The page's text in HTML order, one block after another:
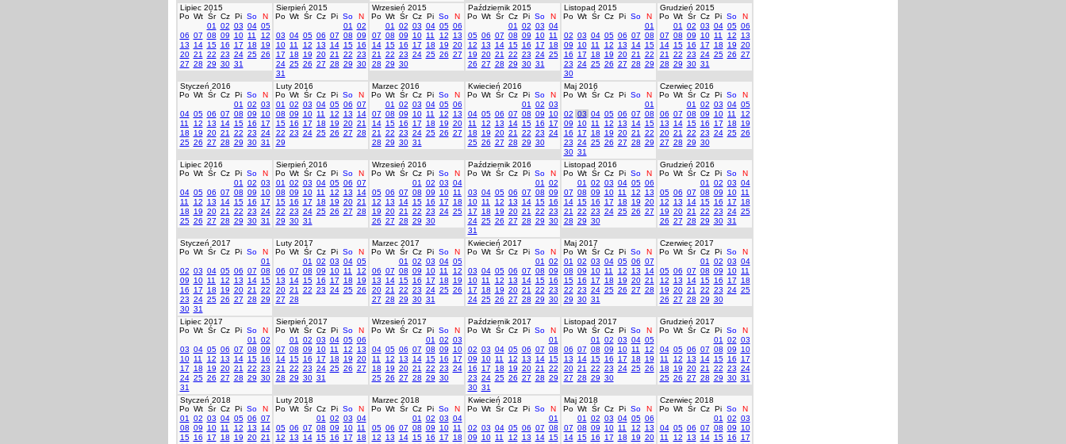
Lipiec 2015
Po Wt Śr Cz Pi So
N
01
02 03 04 05
06 07 08 09 10 11
12
13
14 15 16 17 18
19
20 21 22 23 24 25 26
27 28 29 30 31
Sierpień 2015
Po Wt Śr Cz Pi So
N
01
02
03 04 05 06 07 08 09
10 11 12 13 14 15 16
17
18 19 20 21 22 23
24 25 26 27 28 29 30
31
Wrzesień 2015
Po Wt Śr Cz Pi So
N
01
02 03 04 05 06
07 08 09 10 11 12
13
14 15 16 17 18 19 20
21
22 23 24 25 26 27
28 29 30
Październik 2015
Po Wt Śr Cz Pi So
N
01
02 03 04
05 06 07 08 09 10 11
12
13 14 15 16 17
18
19 20 21 22 23 24 25
26 27 28 29 30 31
Listopad 2015
Po Wt Śr Cz Pi So
N
01
02 03 04 05 06 07 08
09
10 11 12 13 14 15
16
17 18 19 20 21
22
23 24 25 26 27 28 29
30
Grudzień 2015
Po Wt Śr Cz Pi So
N
01
02 03 04 05 06
07 08 09 10 11 12
13
14 15 16 17 18 19 20
21
22 23 24 25 26 27
28 29 30 31
Styczeń 2016
Po Wt Śr Cz Pi So
N
01
02 03
04 05 06 07 08 09
10
11
12 13 14 15 16
17
18
19 20 21 22 23 24
25 26 27 28 29 30 31
Luty 2016
Po Wt Śr Cz Pi So
N
01
02 03 04 05 06 07
08 09 10 11 12 13
14
15 16 17 18 19 20 21
22 23 24 25 26 27 28
29
Marzec 2016
Po Wt Śr Cz Pi So
N
01
02 03 04 05 06
07 08 09 10 11 12
13
14 15 16 17 18 19 20
21
22 23 24 25 26 27
28 29 30 31
Kwiecień 2016
Po Wt Śr Cz Pi So
N
01
02 03
04 05 06 07 08 09
10
11
12 13 14 15 16
17
18
19 20 21 22 23 24
25 26 27 28 29 30
Maj 2016
Po Wt Śr Cz Pi So
N
01
02 03 04 05 06 07 08
09
10 11 12 13 14 15
16
17 18 19 20 21
22
23 24 25 26 27 28 29
30 31
Czerwiec 2016
Po Wt Śr Cz Pi So
N
01
02 03 04 05
06 07 08 09 10 11
12
13
14 15 16 17 18
19
20 21 22 23 24 25 26
27 28 29 30
Lipiec 2016
Po Wt Śr Cz Pi So
N
01
02 03
04 05 06 07 08 09
10
11
12 13 14 15 16
17
18
19 20 21 22 23 24
25 26 27 28 29 30 31
Sierpień 2016
Po Wt Śr Cz Pi So
N
01
02 03 04 05 06 07
08 09 10 11 12 13
14
15 16 17 18 19 20 21
22 23 24 25 26 27 28
29 30 31
Wrzesień 2016
Po Wt Śr Cz Pi So
N
01
02 03 04
05 06 07 08 09 10 11
12
13 14 15 16 17
18
19 20 21 22 23 24 25
26 27 28 29 30
Październik 2016
Po Wt Śr Cz Pi So
N
01
02
03 04 05 06 07 08 09
10 11 12 13 14 15 16
17
18 19 20 21 22 23
24 25 26 27 28 29 30
31
Listopad 2016
Po Wt Śr Cz Pi So
N
01
02 03 04 05 06
07 08 09 10 11 12
13
14 15 16 17 18 19 20
21
22 23 24 25 26 27
28 29 30
Grudzień 2016
Po Wt Śr Cz Pi So
N
01
02 03 04
05 06 07 08 09 10 11
12
13 14 15 16 17
18
19 20 21 22 23 24 25
26 27 28 29 30 31
Styczeń 2017
Po Wt Śr Cz Pi So
N
01
02 03 04 05 06 07 08
09
10 11 12 13 14 15
16
17 18 19 20 21
22
23 24 25 26 27 28 29
30 31
Luty 2017
Po Wt Śr Cz Pi So
N
01
02 03 04 05
06 07 08 09 10 11
12
13
14 15 16 17 18
19
20 21 22 23 24 25 26
27 28
Marzec 2017
Po Wt Śr Cz Pi So
N
01
02 03 04 05
06 07 08 09 10 11
12
13
14 15 16 17 18
19
20 21 22 23 24 25 26
27 28 29 30 31
Kwiecień 2017
Po Wt Śr Cz Pi So
N
01
02
03 04 05 06 07 08 09
10 11 12 13 14 15 16
17
18 19 20 21 22 23
24 25 26 27 28 29 30
Maj 2017
Po Wt Śr Cz Pi So
N
01
02 03 04 05 06 07
08 09 10 11 12 13
14
15 16 17 18 19 20 21
22 23 24 25 26 27 28
29 30 31
Czerwiec 2017
Po Wt Śr Cz Pi So
N
01
02 03 04
05 06 07 08 09 10 11
12
13 14 15 16 17
18
19 20 21 22 23 24 25
26 27 28 29 30
Lipiec 2017
Po Wt Śr Cz Pi So
N
01
02
03 04 05 06 07 08 09
10 11 12 13 14 15 16
17
18 19 20 21 22 23
24 25 26 27 28 29 30
31
Sierpień 2017
Po Wt Śr Cz Pi So
N
01
02 03 04 05 06
07 08 09 10 11 12
13
14 15 16 17 18 19 20
21
22 23 24 25 26 27
28 29 30 31
Wrzesień 2017
Po Wt Śr Cz Pi So
N
01
02 03
04 05 06 07 08 09
10
11
12 13 14 15 16
17
18
19 20 21 22 23 24
25 26 27 28 29 30
Październik 2017
Po Wt Śr Cz Pi So
N
01
02 03 04 05 06 07 08
09
10 11 12 13 14 15
16
17 18 19 20 21
22
23 24 25 26 27 28 29
30 31
Listopad 2017
Po Wt Śr Cz Pi So
N
01
02 03 04 05
06 07 08 09 10 11
12
13
14 15 16 17 18
19
20 21 22 23 24 25 26
27 28 29 30
Grudzień 2017
Po Wt Śr Cz Pi So
N
01
02 03
04 05 06 07 08 09
10
11
12 13 14 15 16
17
18
19 20 21 22 23 24
25 26 27 28 29 30 31
Styczeń 2018
Po Wt Śr Cz Pi So
N
01
02 03 04 05 06 07
08 09 10 11 12 13
14
15 16 17 18 19 20 21
Luty 2018
Po Wt Śr Cz Pi So
N
01
02 03 04
05 06 07 08 09 10 11
12
13 14 15 16 17
18
Marzec 2018
Po Wt Śr Cz Pi So
N
01
02 03 04
05 06 07 08 09 10 11
12
13 14 15 16 17
18
Kwiecień 2018
Po Wt Śr Cz Pi So
N
01
02 03 04 05 06 07 08
09
10 11 12 13 14 15
Maj 2018
Po Wt Śr Cz Pi So
N
01
02 03 04 05 06
07 08 09 10 11 12
13
14 15 16 17 18 19 20
Czerwiec 2018
Po Wt Śr Cz Pi So
N
01
02 03
04 05 06 07 08 09
10
11
12 13 14 15 16
17